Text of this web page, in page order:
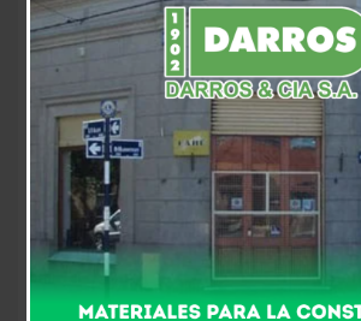
Jornada de
sobre género y
diversidad
9 años atrás Fm Alpha
La Dirección de Prevención y